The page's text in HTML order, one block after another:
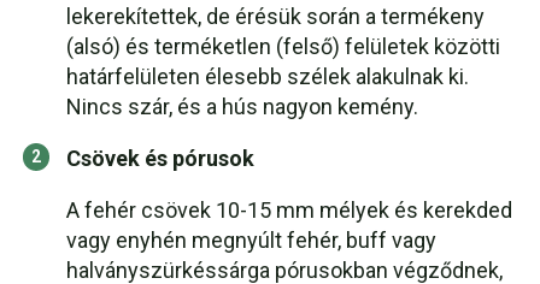
lekerekítettek, de érésük során a termékeny
(alsó) és terméketlen (felső) felületek közötti
határfelületen élesebb szélek alakulnak ki.
Nincs szár, és a hús nagyon kemény.
Csövek és pórusok
A fehér csövek 10-15 mm mélyek és kerekded
vagy enyhén megnyúlt fehér, buff vagy
halványszürkéssárga pórusokban végződnek,